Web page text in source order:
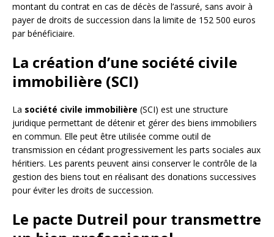
montant du contrat en cas de décès de l’assuré, sans avoir à
payer de droits de succession dans la limite de 152 500 euros
par bénéficiaire.
La création d’une société civile
immobilière (SCI)
La société civile immobilière (SCI) est une structure
juridique permettant de détenir et gérer des biens immobiliers
en commun. Elle peut être utilisée comme outil de
transmission en cédant progressivement les parts sociales aux
héritiers. Les parents peuvent ainsi conserver le contrôle de la
gestion des biens tout en réalisant des donations successives
pour éviter les droits de succession.
Le pacte Dutreil pour transmettre